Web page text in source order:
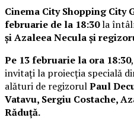
Cinema City Shopping City
februarie de la 18:30la
și Azaleea Necula și
Pe 13 februarie la ora 18:30
invitați la proiecția specială
alături de regizorulPaul
Vatavu, Sergiu Costache,
Răduță.